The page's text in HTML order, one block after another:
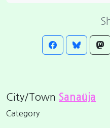
City/Town Sanaüja
Category